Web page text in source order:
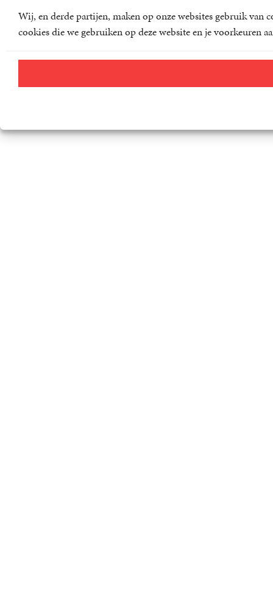
Wij, en derde partijen, maken op onze websites gebruik van
cookies die we gebruiken op deze website en je voorkeuren